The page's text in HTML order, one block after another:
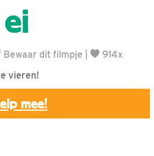
Bewaar dit filmpje
914x
vieren!
mee!